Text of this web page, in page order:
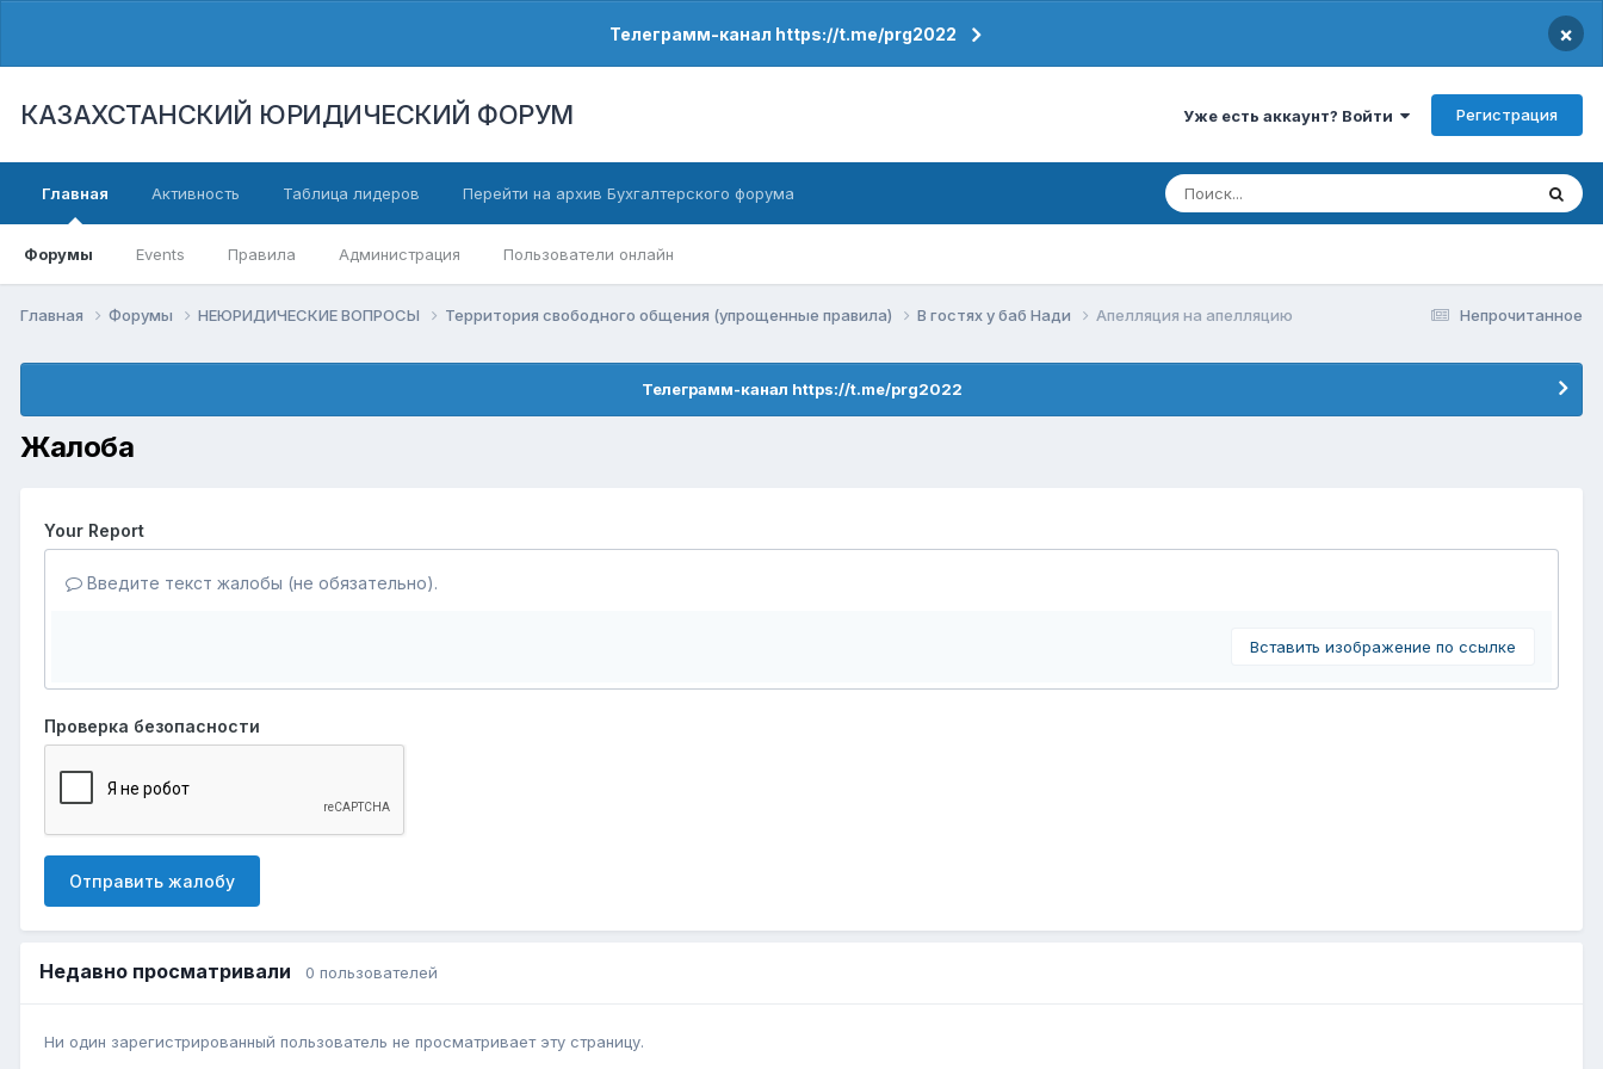
Телеграмм-канал https://t.me/prg2022 ×
КАЗАХСТАНСКИЙ ЮРИДИЧЕСКИЙ ФОРУМ Уже есть аккаунт? Войти Регистрация
Главная
Форумы Events Правила Администрация Пользователи онлайн
Активность Таблица лидеров Перейти на архив Бухгалтерского форума
Непрочитанное
Главная Форумы НЕЮРИДИЧЕСКИЕ ВОПРОСЫ Территория свободного общения (упрощенные правила) В гостях у баб Нади Апелляция на апелляцию
Телеграмм-канал https://t.me/prg2022
Жалоба
Your Report
Введите текст жалобы (не обязательно).
Вставить изображение по ссылке
Проверка безопасности
Отправить жалобу
Недавно просматривали 0 пользователей
Ни один зарегистрированный пользователь не просматривает эту страницу.